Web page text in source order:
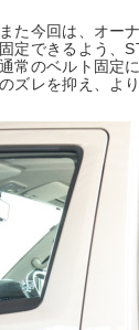
また今回は、オー
固定できるよう、
通常のベルト固定
のズレを抑え、よ